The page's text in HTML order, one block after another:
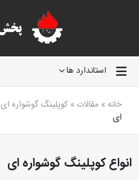
استاندارد ها
خانه » مقالات » کوپلینگ گوشواره ای CAMLOK
ای
انواع کوپلینگ گوشواره ای